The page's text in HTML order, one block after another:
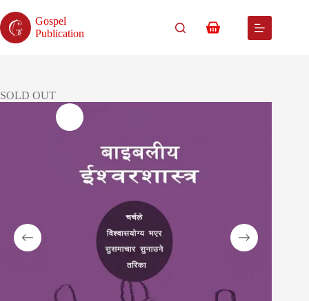
to
content
Gospel
Publication
Shopping
SOLD OUT